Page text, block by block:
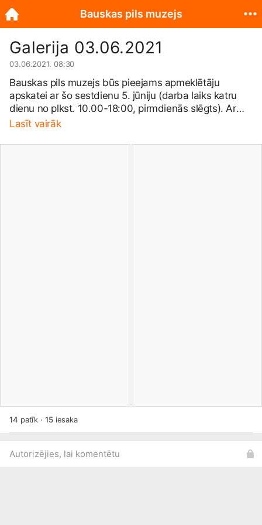
Galerija 03.06.2021
03.06.2021. 08:30
Bauskas pils muzejs būs pieejams apmeklētāju
apskatei ar šo sestdienu 5. jūniju (darba laiks katru
dienu no plkst. 10.00-18:00, pirmdienās slēgts). Ar
prieku paziņojam, ka apmeklētāju apskatei būs
skatu torni. Sīkāka informācija par muzeja
Lasīt vairāk
14 patīk · 15iesaka
Autorizējies, lai komentētu
Bauskas pils muzejs